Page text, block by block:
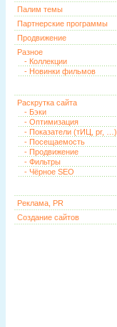
Палим темы
Партнерские программы
Продвижение
Разное
- Коллекции
- Новинки фильмов
Раскрутка сайта
- Бэки
- Оптимизация
- Показатели (тИЦ, pr, …)
- Посещаемость
- Продвижение
- Фильтры
- Чёрное SEO
Реклама, PR
Создание сайтов